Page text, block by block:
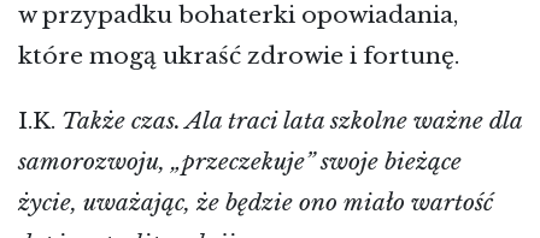
w przypadku bohaterki opowiadania,
które mogą ukraść zdrowie i fortunę.
I.K. Także czas. Ala traci lata szkolne ważne dla
samorozwoju, „przeczekuje” swoje bieżące
życie, uważając, że będzie ono miało wartość